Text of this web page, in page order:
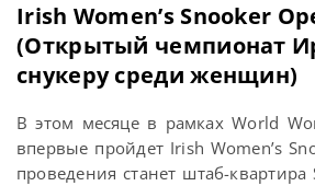
Irish Women’s Snooker
(Открытый чемпионат
снукеру среди женщин)
В этом месяце в рамках World
впервые пройдет Irish Women’s
проведения станет штаб-